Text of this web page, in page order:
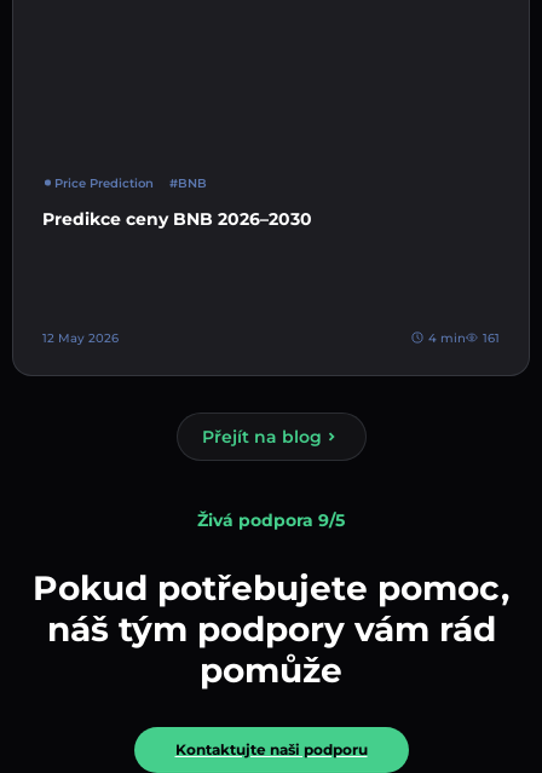
Price Prediction #BNB
Predikce ceny BNB 2026–2030
12 May 2026 4 min 161
Přejít na blog
Živá podpora 9/5
Pokud potřebujete pomoc,
náš tým podpory vám rád
pomůže
Kontaktujte naši podporu